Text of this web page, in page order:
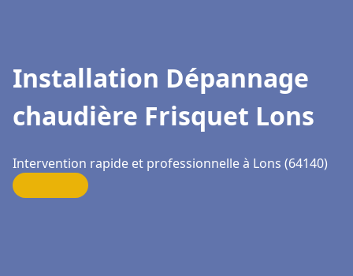
Installation Dépannage
chaudière Frisquet Lons
Intervention rapide et professionnelle à Lons (64140)